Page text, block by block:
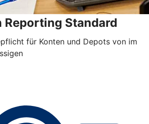
Reporting Standard
für Konten und Depots von im